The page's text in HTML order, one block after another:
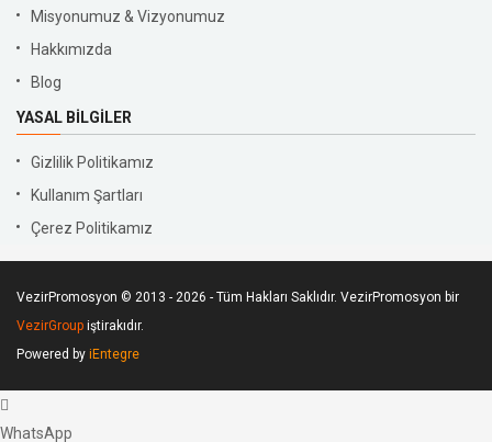
Misyonumuz & Vizyonumuz
Hakkımızda
Blog
YASAL BILGILER
Gizlilik Politikamız
Kullanım Şartları
Çerez Politikamız
VezirPromosyon © 2013 - 2026 - Tüm Hakları Saklıdır. VezirPromosyon bir
VezirGroup iştirakıdır.
Powered by iEntegre
WhatsApp